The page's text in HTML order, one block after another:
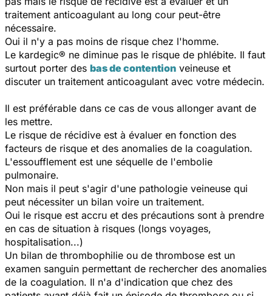
traitement anticoagulant au long cour peut-être
nécessaire.
Oui il n'y a pas moins de risque chez l'homme.
Le kardegic® ne diminue pas le risque de phlébite. Il faut
surtout porter des bas de contention veineuse et
discuter un traitement anticoagulant avec votre médecin.
Il est préférable dans ce cas de vous allonger avant de
les mettre.
Le risque de récidive est à évaluer en fonction des
facteurs de risque et des anomalies de la coagulation.
L'essoufflement est une séquelle de l'embolie
pulmonaire.
Non mais il peut s'agir d'une pathologie veineuse qui
peut nécessiter un bilan voire un traitement.
Oui le risque est accru et des précautions sont à prendre
en cas de situation à risques (longs voyages,
hospitalisation...)
Un bilan de thrombophilie ou de thrombose est un
examen sanguin permettant de rechercher des anomalies
de la coagulation. Il n'a d'indication que chez des